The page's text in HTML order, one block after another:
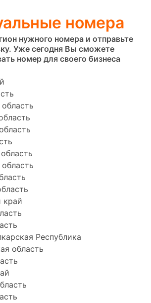
номера
нужного номера и отправьте
Уже сегодня Вы сможете
номер для своего бизнеса
край
Республика
область